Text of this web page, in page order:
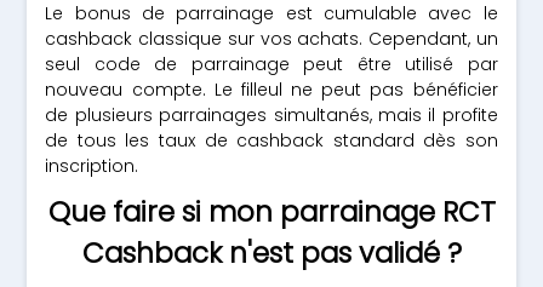
Le bonus de parrainage est cumulable avec le
cashback classique sur vos achats. Cependant, un
seul code de parrainage peut être utilisé par
nouveau compte. Le filleul ne peut pas bénéficier
de plusieurs parrainages simultanés, mais il profite
de tous les taux de cashback standard dès son
inscription.
Que faire si mon parrainage RCT
Cashback n'est pas validé ?